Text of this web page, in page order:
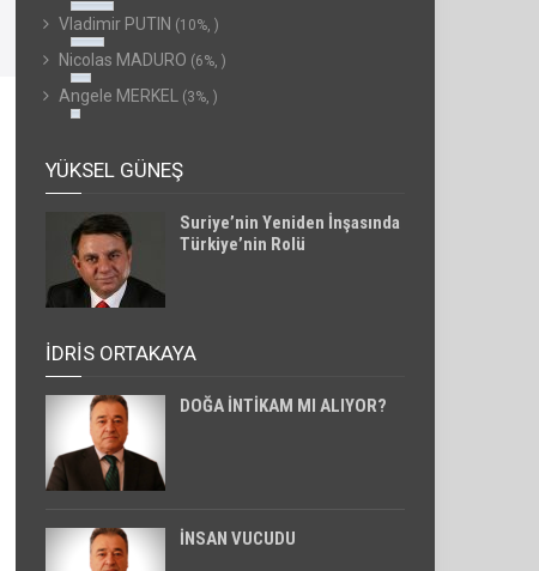
Vladimir PUTIN (10%, )
Nicolas MADURO (6%, )
Angele MERKEL (3%, )
YÜKSEL GÜNEŞ
Suriye’nin Yeniden İnşasında
Türkiye’nin Rolü
İDRİS ORTAKAYA
DOĞA İNTİKAM MI ALIYOR?
İNSAN VUCUDU